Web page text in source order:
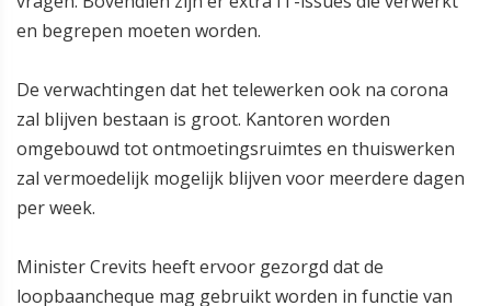
en begrepen moeten worden.
De verwachtingen dat het telewerken ook na corona
zal blijven bestaan is groot. Kantoren worden
omgebouwd tot ontmoetingsruimtes en thuiswerken
zal vermoedelijk mogelijk blijven voor meerdere dagen
per week.
Minister Crevits heeft ervoor gezorgd dat de
loopbaancheque mag gebruikt worden in functie van